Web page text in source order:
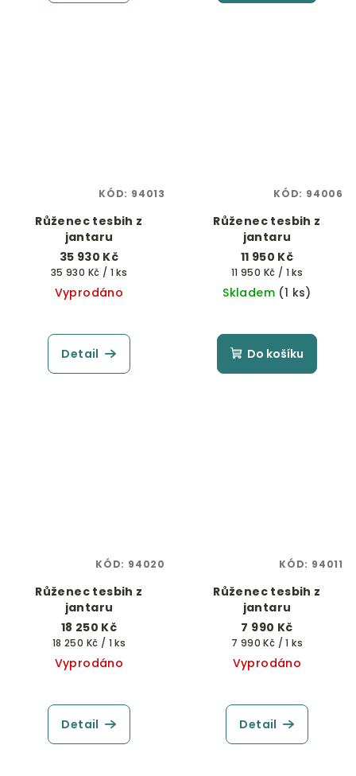
Růženec tesbih z
jantaru
35 930 Kč
Měrná
cena:
35 930 Kč / 1 ks
Vyprodáno
Detail
KÓD: 94013
Růženec tesbih z
jantaru
11 950 Kč
Měrná
cena:
11 950 Kč / 1 ks
Skladem (1 ks)
Do košíku
KÓD: 94006
Růženec tesbih z
jantaru
18 250 Kč
Měrná
cena:
18 250 Kč / 1 ks
Vyprodáno
Detail
KÓD: 94020
Růženec tesbih z
jantaru
7 990 Kč
Měrná
cena:
7 990 Kč / 1 ks
Vyprodáno
Detail
KÓD: 94011